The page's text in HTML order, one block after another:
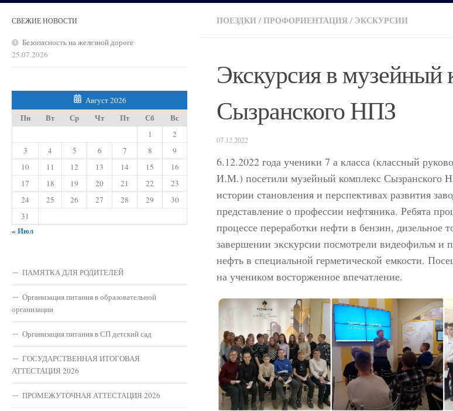
ПОЕЗДКИ/ПРОФОРИЕНТАЦИЯ/ ЭКСКУРСИИ
Экскурсия в музейный
Сызранского НПЗ
07.12.2022
6.12.2022 года ученики 7 а класса (классный
И.М.) посетили музейный комплекс Сызранского
истории становления и перспективах развития
представление о профессии нефтяника. Ребята
процессе переработки нефти в бензин, дизельное
завершении экскурсии посмотрели видеофильм и
нефть в специальной герметической емкости.
на учеником восторженное впечатление.
СВЕЖИЕ НОВОСТИ
Безопасность на железной дороге
25.07.2026
Август 2026
Пн Вт Ср Чт Пт Сб Вс
1
2
3
4 5 6 7 8
9
10
11 12 13 14 15
16
17
18 19 20 21 22
23
24
25 26 27 28 29
30
31
« Июл
ПАМЯТКА ДЛЯ РОДИТЕЛЕЙ
Организация питания в образовательной
организации
Организация питания в СП детский сад
ГОСУДАРСТВЕННАЯ ИТОГОВАЯ
АТТЕСТАЦИЯ 2026
ПРОМЕЖУТОЧНАЯ АТТЕСТАЦИЯ 2026